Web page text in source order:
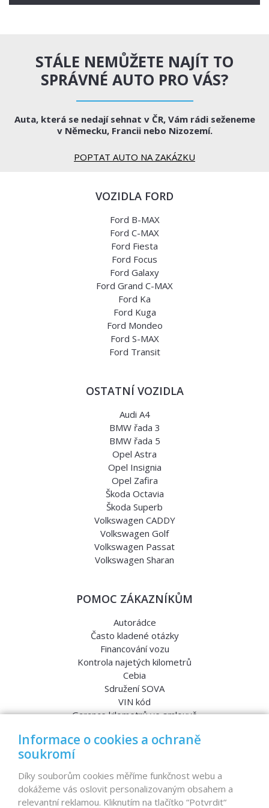
STÁLE NEMŮŽETE NAJÍT TO
SPRÁVNÉ AUTO PRO VÁS?
Auta, která se nedají sehnat v ČR, Vám rádi seženeme
v Německu, Francii nebo Nizozemí.
POPTAT AUTO NA ZAKÁZKU
VOZIDLA FORD
Ford B-MAX
Ford C-MAX
Ford Fiesta
Ford Focus
Ford Galaxy
Ford Grand C-MAX
Ford Ka
Ford Kuga
Ford Mondeo
Ford S-MAX
Ford Transit
OSTATNÍ VOZIDLA
Audi A4
BMW řada 3
BMW řada 5
Opel Astra
Opel Insignia
Opel Zafira
Škoda Octavia
Škoda Superb
Volkswagen CADDY
Volkswagen Golf
Volkswagen Passat
Volkswagen Sharan
POMOC ZÁKAZNÍKŮM
Autorádce
Často kladené otázky
Financování vozu
Kontrola najetých kilometrů
Cebia
Sdružení SOVA
VIN kód
Garance kilometrů ve smlouvě
Nabídka vozů
Reference
Informace o cookies a ochraně
soukromí
Díky souborům cookies měříme funkčnost webu a
dokážeme vás oslovit personalizovaným obsahem a
relevantní reklamou. Kliknutím na tlačítko “Potvrdit“